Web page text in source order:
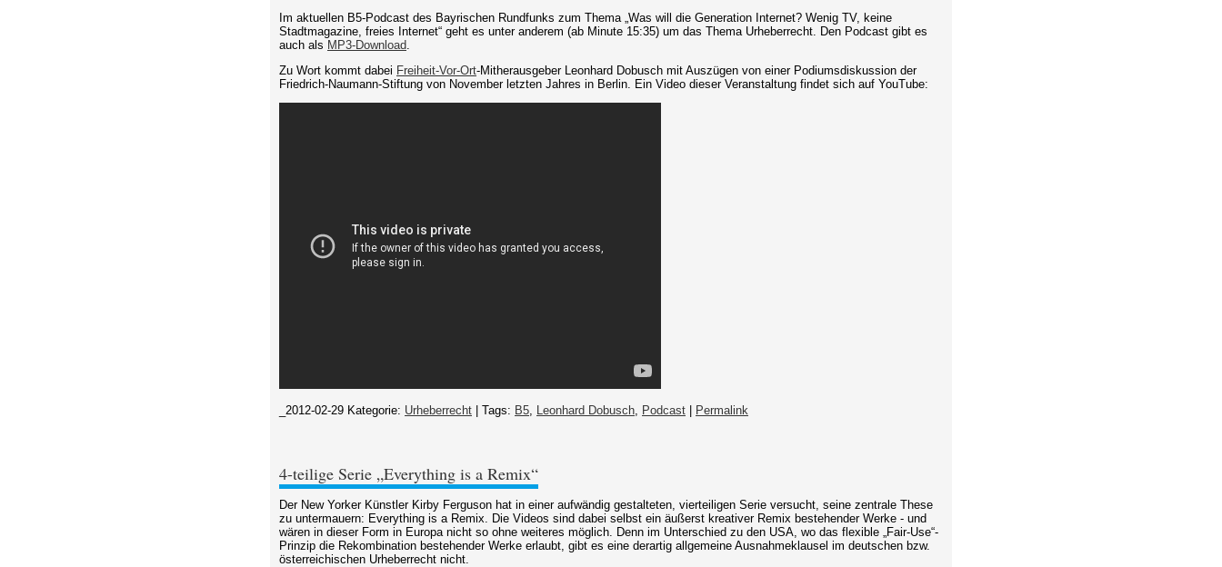
Im aktuellen B5-Podcast des Bayrischen Rundfunks zum Thema „Was will die Generation Internet? Wenig TV, keine
Stadtmagazine, freies Internet“ geht es unter anderem (ab Minute 15:35) um das Thema Urheberrecht. Den Podcast gibt es
auch als MP3-Download.
Zu Wort kommt dabei Freiheit-Vor-Ort-Mitherausgeber Leonhard Dobusch mit Auszügen von einer Podiumsdiskussion der
Friedrich-Naumann-Stiftung von November letzten Jahres in Berlin. Ein Video dieser Veranstaltung findet sich auf YouTube:
_2012-02-29 Kategorie: Urheberrecht | Tags: B5, Leonhard Dobusch, Podcast Permalink
4-teilige Serie „Everything is a Remix“
Der New Yorker Künstler Kirby Ferguson hat in einer aufwändig gestalteten, vierteiligen Serie versucht, seine zentrale These
zu untermauern: Everything is a Remix. Die Videos sind dabei selbst ein äußerst kreativer Remix bestehender Werke - und
wären in dieser Form in Europa nicht so ohne weiteres möglich. Denn im Unterschied zu den USA, wo das flexible „Fair-Use“-
Prinzip die Rekombination bestehender Werke erlaubt, gibt es eine derartig allgemeine Ausnahmeklausel im deutschen bzw.
österreichischen Urheberrecht nicht.